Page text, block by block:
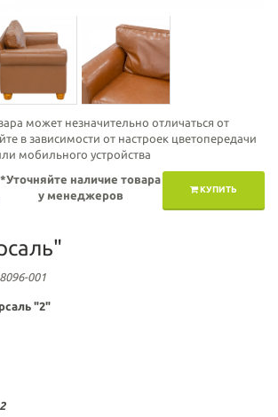
может незначительно отличаться от
в зависимости от настроек цветопередачи
мобильного устройства
КУПИТЬ
*Уточняйте наличие товара
у менеджеров
001
"2"